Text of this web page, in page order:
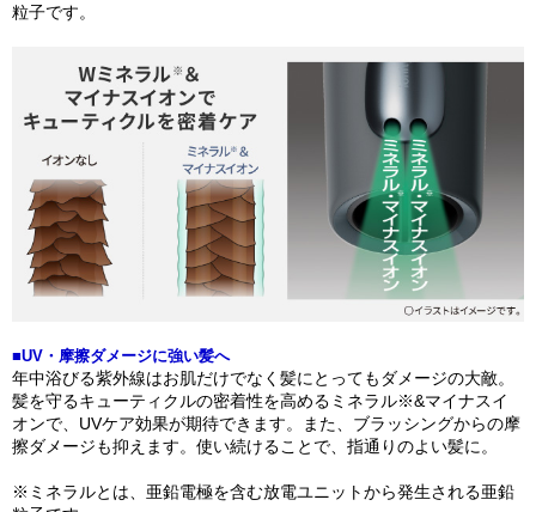
粒子です。
■UV・摩擦ダメージに強い髪へ
年中浴びる紫外線はお肌だけでなく髪にとってもダメージの大敵。
髪を守るキューティクルの密着性を高めるミネラル※&マイナスイ
オンで、UVケア効果が期待できます。また、ブラッシングからの摩
擦ダメージも抑えます。使い続けることで、指通りのよい髪に。
※ミネラルとは、亜鉛電極を含む放電ユニットから発生される亜鉛